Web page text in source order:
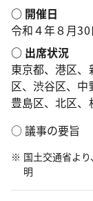
○ 開催日
令和４年８月30
○ 出席状況
東京都、港区
区、渋谷区、中
豊島区、北区
○ 議事の要旨
国土交通省よ
明